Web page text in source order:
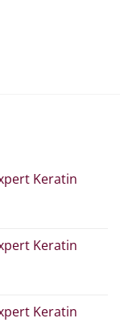
Keratin
Keratin
Keratin